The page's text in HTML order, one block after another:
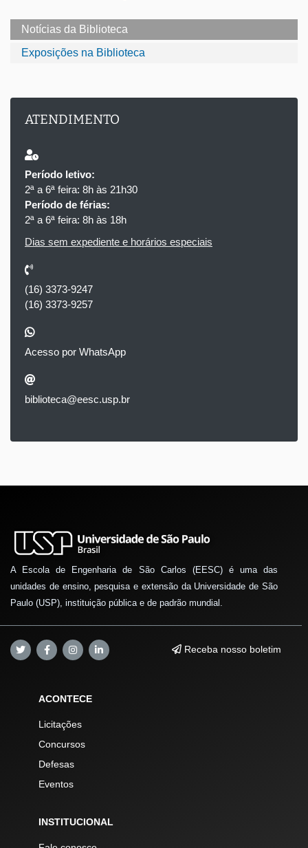
Notícias da Biblioteca
Exposições na Biblioteca
ATENDIMENTO
Período letivo:
2ª a 6ª feira: 8h às 21h30
Período de férias:
2ª a 6ª feira: 8h às 18h
Dias sem expediente e horários especiais
(16) 3373-9247
(16) 3373-9257
Acesso por WhatsApp
biblioteca@eesc.usp.br
A Escola de Engenharia de São Carlos (EESC) é uma das
unidades de ensino, pesquisa e extensão da Universidade de São
Paulo (USP), instituição pública e de padrão mundial.
Receba nosso boletim
ACONTECE
Licitações
Concursos
Defesas
Eventos
INSTITUCIONAL